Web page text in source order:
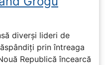
diverși lideri de
prin întreaga
Republică încearcă